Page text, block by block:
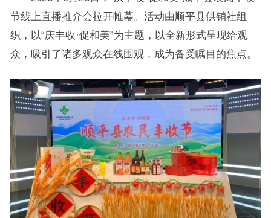
节线上直播推介会拉开帷幕。活动由顺平县供销社组
织，以“庆丰收·促和美”为主题，以全新形式呈现给观
众，吸引了诸多观众在线围观，成为备受瞩目的焦点。